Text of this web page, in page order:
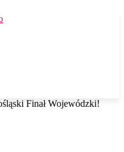
Finał Wojewódzki!